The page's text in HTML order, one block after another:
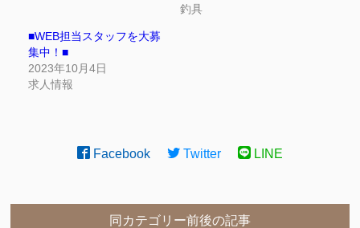
釣具
■WEB担当スタッフを大募
集中！■
2023年10月4日
求人情報
Facebook Twitter LINE
同カテゴリー前後の記事